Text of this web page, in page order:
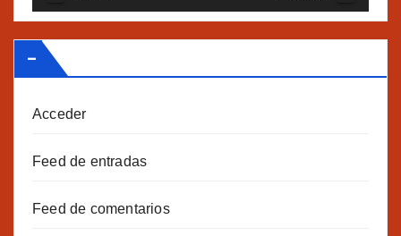
–
Acceder
Feed de entradas
Feed de comentarios